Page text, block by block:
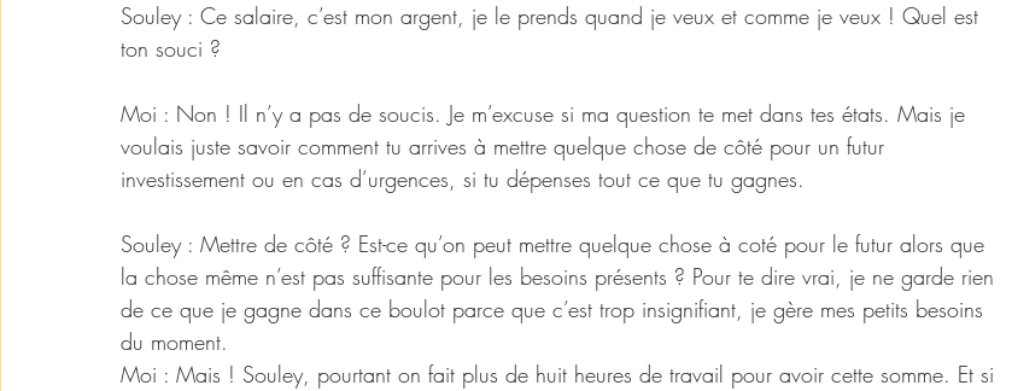
Souley : Ce salaire, c’est mon argent, je le prends quand je veux et comme je veux ! Quel est
ton souci ?
Moi : Non ! Il n’y a pas de soucis. Je m’excuse si ma question te met dans tes états. Mais je
voulais juste savoir comment tu arrives à mettre quelque chose de côté pour un futur
investissement ou en cas d’urgences, si tu dépenses tout ce que tu gagnes.
Souley : Mettre de côté ? Est-ce qu’on peut mettre quelque chose à coté pour le futur alors que
la chose même n’est pas suffisante pour les besoins présents ? Pour te dire vrai, je ne garde rien
de ce que je gagne dans ce boulot parce que c’est trop insignifiant, je gère mes petits besoins
du moment.
Moi : Mais ! Souley, pourtant on fait plus de huit heures de travail pour avoir cette somme. Et si